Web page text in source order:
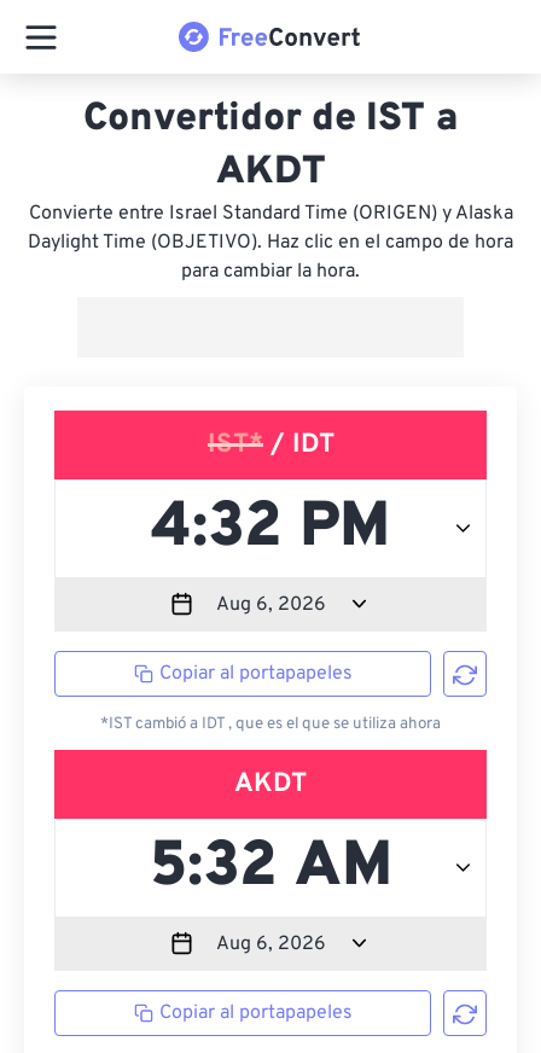
Convertidor de IST a
AKDT
Convierte entre Israel Standard Time (ORIGEN) y Alaska
Daylight Time (OBJETIVO). Haz clic en el campo de hora
para cambiar la hora.
IST*/ IDT
Copiar al portapapeles
*IST cambió a IDT , que es el que se utiliza ahora
AKDT
Copiar al portapapeles